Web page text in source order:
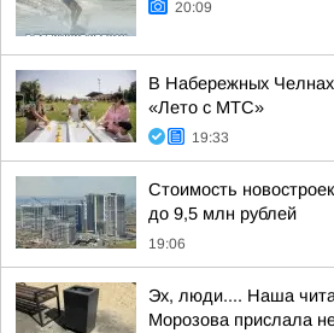
20:09
В Набережных Челнах
«Лето с МТС»
19:33
Стоимость
до 9,5 млн рублей
19:06
Эх, люди.... Наша
Морозова прислала